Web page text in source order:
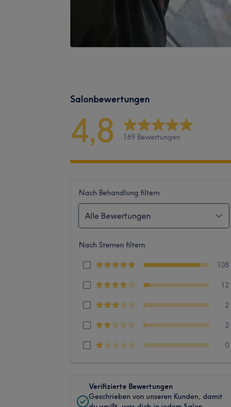
Salonbewertungen
4,8 169 Bewertungen
Nach Behandlung filtern
Alle Bewertungen
Nach Sternen filtern
108
12
2
2
0
Verifizierte Bewertungen
Geschrieben von unseren Kunden, damit